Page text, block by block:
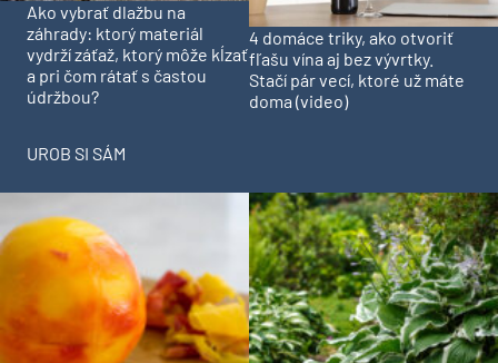
Ako vybrať dlažbu na
záhrady: ktorý materiál
vydrží záťaž, ktorý môže kĺzať
a pri čom rátať s častou
údržbou?
4 domáce triky, ako otvoriť
fľašu vína aj bez vývrtky.
Stačí pár vecí, ktoré už máte
doma (video)
UROB SI SÁM